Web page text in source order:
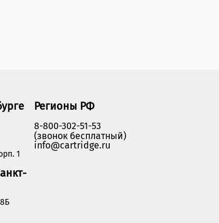
1
Регионы РФ
8-800-302-51-53
(звонок бесплатный)
info@cartridge.ru